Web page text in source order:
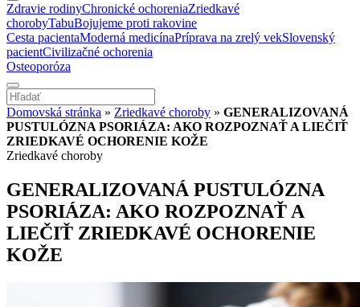
Zdravie rodinyChronické ochoreniaZriedkavé
chorobyTabuBojujeme proti rakovine
Cesta pacientaModerná medicínaPríprava na zrelý vekSlovenský
pacientCivilizačné ochorenia
Osteoporóza
Domovská stránka » Zriedkavé choroby » GENERALIZOVANÁ
PUSTULÓZNA PSORIÁZA: AKO ROZPOZNAŤ A LIEČIŤ
ZRIEDKAVÉ OCHORENIE KOŽE
Zriedkavé choroby
GENERALIZOVANÁ PUSTULÓZNA
PSORIÁZA: AKO ROZPOZNAŤ A
LIEČIŤ ZRIEDKAVÉ OCHORENIE
KOŽE